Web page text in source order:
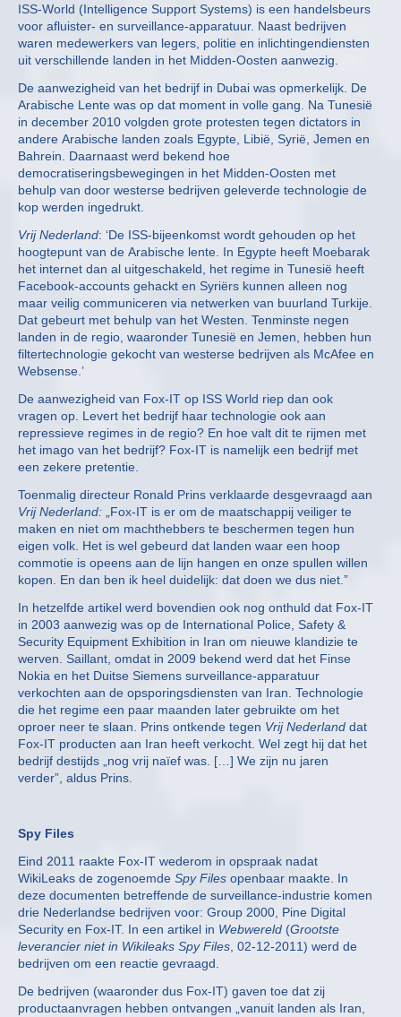
ISS-World (Intelligence Support Systems) is een handelsbeurs
voor afluister- en surveillance-apparatuur. Naast bedrijven
waren medewerkers van legers, politie en inlichtingendiensten
uit verschillende landen in het Midden-Oosten aanwezig.
De aanwezigheid van het bedrijf in Dubai was opmerkelijk. De
Arabische Lente was op dat moment in volle gang. Na Tunesië
in december 2010 volgden grote protesten tegen dictators in
andere Arabische landen zoals Egypte, Libië, Syrië, Jemen en
Bahrein. Daarnaast werd bekend hoe
democratiseringsbewegingen in het Midden-Oosten met
behulp van door westerse bedrijven geleverde technologie de
kop werden ingedrukt.
Vrij Nederland: ‘De ISS-bijeenkomst wordt gehouden op het
hoogtepunt van de Arabische lente. In Egypte heeft Moebarak
het internet dan al uitgeschakeld, het regime in Tunesië heeft
Facebook-accounts gehackt en Syriërs kunnen alleen nog
maar veilig communiceren via netwerken van buurland Turkije.
Dat gebeurt met behulp van het Westen. Tenminste negen
landen in de regio, waaronder Tunesië en Jemen, hebben hun
filtertechnologie gekocht van westerse bedrijven als McAfee en
Websense.’
De aanwezigheid van Fox-IT op ISS World riep dan ook
vragen op. Levert het bedrijf haar technologie ook aan
repressieve regimes in de regio? En hoe valt dit te rijmen met
het imago van het bedrijf? Fox-IT is namelijk een bedrijf met
een zekere pretentie.
Toenmalig directeur Ronald Prins verklaarde desgevraagd aan
Vrij Nederland:
„Fox-IT is er om de maatschappij veiliger te
maken en niet om machthebbers te beschermen tegen hun
eigen volk. Het is wel gebeurd dat landen waar een hoop
commotie is opeens aan de lijn hangen en onze spullen willen
kopen. En dan ben ik heel duidelijk: dat doen we dus niet.”
In hetzelfde artikel werd bovendien ook nog onthuld dat Fox-IT
in 2003 aanwezig was op de International Police, Safety &
Security Equipment Exhibition in Iran om nieuwe klandizie te
werven. Saillant, omdat in 2009 bekend werd dat het Finse
Nokia en het Duitse Siemens surveillance-apparatuur
verkochten aan de opsporingsdiensten van Iran. Technologie
die het regime een paar maanden later gebruikte om het
oproer neer te slaan. Prins ontkende tegen Vrij Nederland dat
Fox-IT producten aan Iran heeft verkocht. Wel zegt hij dat het
bedrijf destijds „nog vrij naïef was. […] We zijn nu jaren
verder”, aldus Prins.
Spy Files
Eind 2011 raakte Fox-IT wederom in opspraak nadat
WikiLeaks de zogenoemde Spy Files openbaar maakte. In
deze documenten betreffende de surveillance-industrie komen
drie Nederlandse bedrijven voor: Group 2000, Pine Digital
Security en Fox-IT. In een artikel in Webwereld (Grootste
leverancier niet in Wikileaks Spy Files , 02-12-2011) werd de
bedrijven om een reactie gevraagd.
De bedrijven (waaronder dus Fox-IT) gaven toe dat zij
productaanvragen hebben ontvangen „vanuit landen als Iran,